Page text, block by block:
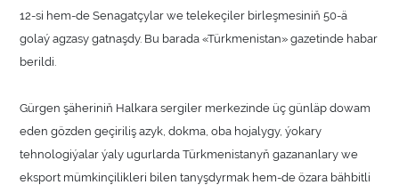
12-si hem-de Senagatçylar we telekeçiler birleşmesiniň 50-ä
golaý agzasy gatnaşdy. Bu barada «Türkmenistan» gazetinde habar
berildi.
Gürgen şäheriniň Halkara sergiler merkezinde üç günläp dowam
eden gözden geçiriliş azyk, dokma, oba hojalygy, ýokary
tehnologiýalar ýaly ugurlarda Türkmenistanyň gazananlary we
eksport mümkinçilikleri bilen tanyşdyrmak hem-de özara bähbitli